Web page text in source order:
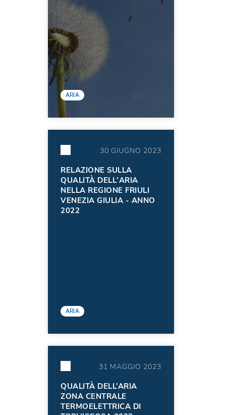
ARIA
30 GIUGNO 2023
RELAZIONE SULLA
QUALITÀ DELL'ARIA
NELLA REGIONE FRIULI
VENEZIA GIULIA - ANNO
2022
ARIA
31 MAGGIO 2023
QUALITÀ DELL’ARIA
ZONA CENTRALE
TERMOELETTRICA DI